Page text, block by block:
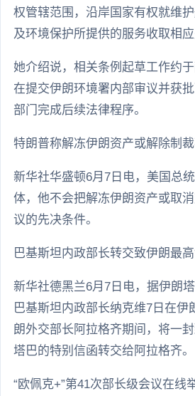
权管辖范围，沿岸国家有权就维
及环境保护所提供的服务收取相应
她介绍说，相关条例起草工作约
在提交伊朗环境署内部审议并获
部门完成后续法律程序。
特朗普称解冻伊朗资产或解除制
新华社华盛顿6月7日电，美国总
体，他不会把解冻伊朗资产或取
议的先决条件。
巴基斯坦内政部长转交致伊朗最
新华社德黑兰6月7日电，据伊朗
巴基斯坦内政部长纳克维7日在伊
朗外交部长阿拉格齐期间，将一
塔巴的特别信函转交给阿拉格齐。
“欧佩克+”第41次部长级会议在线